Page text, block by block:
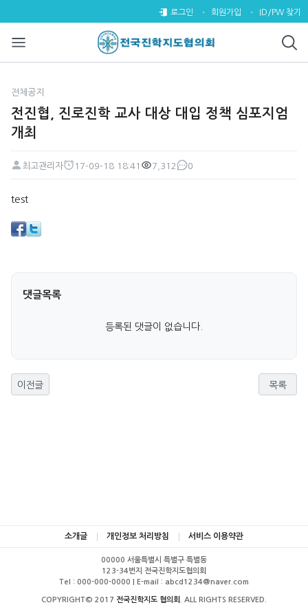
전진협, 진로진학 교사 대상 대
로그인 회원가입 ID/PW 찾기
전체공지
전진협, 진로진학 교사 대상 대입 정책 심포지엄
개최
페이지 정보
최고관리자
17-09-18 18:41
7,312
댓글
0
본문
test
댓글목록
등록된 댓글이 없습니다.
이전글 목록
소개글 개인정보 처리방침 서비스 이용약관
00000 서울특별시 특별구 특별동
123-34번지 전국진학지도협의회
Tel : 000-000-0000 | E-mail : abcd1234@naver.com
COPYRIGHT© 2017 전국진학지도 협의회 . ALL RIGHTS RESERVED.